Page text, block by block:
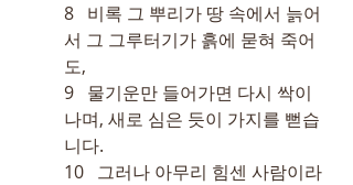
8   비록 그 뿌리가 땅 속에서 늙어
서 그 그루터기가 흙에 묻혀 죽어
도,
9   물기운만 들어가면 다시 싹이
나며, 새로 심은 듯이 가지를 뻗습
니다.
10   그러나 아무리 힘센 사람이라